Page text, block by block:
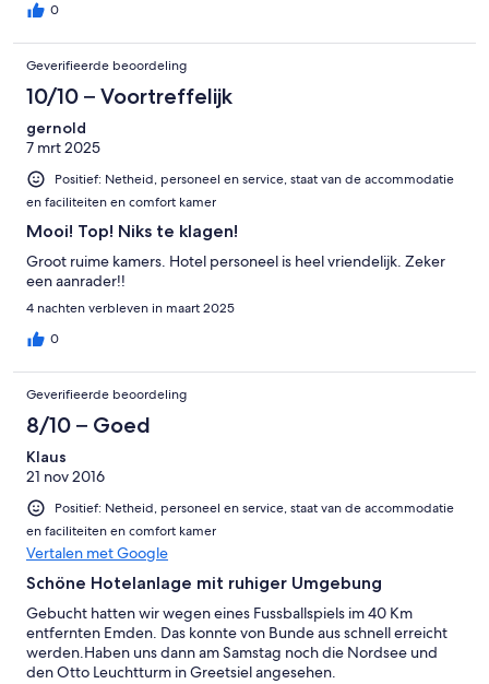
0
Geverifieerde beoordeling
10/10 – Voortreffelijk
gernold
7 mrt 2025
Positief: Netheid, personeel en service, staat van de accommodatie
en faciliteiten en comfort kamer
Mooi! Top! Niks te klagen!
Groot ruime kamers. Hotel personeel is heel vriendelijk. Zeker
een aanrader!!
4 nachten verbleven in maart 2025
0
Geverifieerde beoordeling
8/10 – Goed
Klaus
21 nov 2016
Positief: Netheid, personeel en service, staat van de accommodatie
en faciliteiten en comfort kamer
Vertalen met Google
Schöne Hotelanlage mit ruhiger Umgebung
Gebucht hatten wir wegen eines Fussballspiels im 40 Km
entfernten Emden. Das konnte von Bunde aus schnell erreicht
werden.Haben uns dann am Samstag noch die Nordsee und
den Otto Leuchtturm in Greetsiel angesehen.